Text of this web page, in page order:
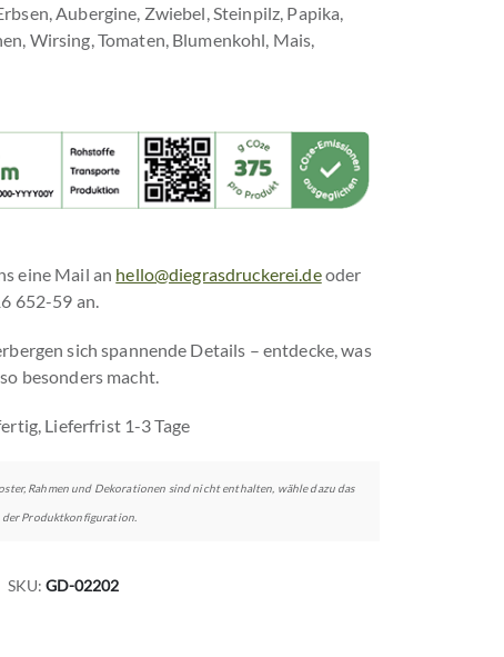
Aubergine, Zwiebel, Steinpilz, Papika,
Wirsing, Tomaten, Blumenkohl, Mais,
eine Mail an hello@diegrasdruckerei.deoder
652-59 an.
sich spannende Details – entdecke, was
besonders macht.
Lieferfrist 1-3 Tage
Rahmen und Dekorationen sind nicht enthalten, wähle dazu das
Produktkonfiguration.
SKU GD-02202